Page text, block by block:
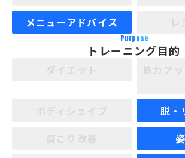
メニューアドバイス
Purpose
トレーニング目的
脱・